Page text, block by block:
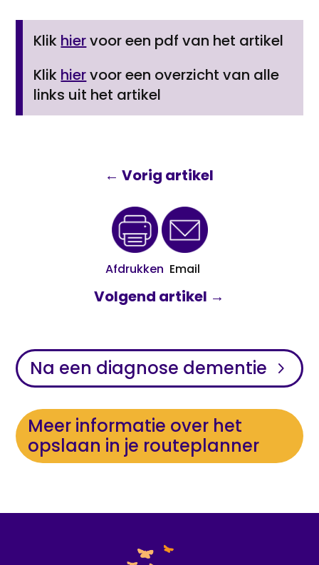
Klik hiervoor een pdf van het artikel
Klik hiervoor een overzicht van alle
links uit het artikel
←Vorig artikel
Afdrukken Email
Volgend artikel →
Na een diagnose dementie
Meer informatie over het
opslaan in je routeplanner